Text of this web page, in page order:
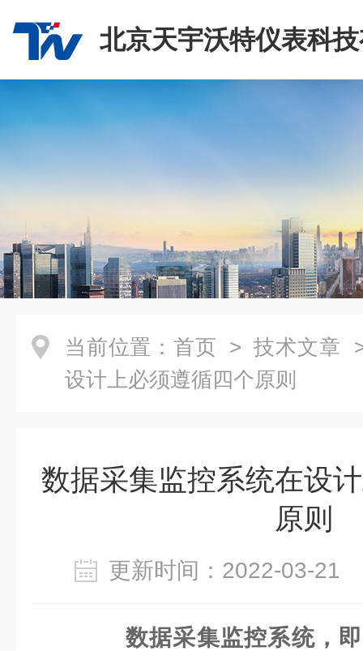
北京天宇沃特仪表科
司
当前位置： 首页 > 技术文章
设计上必须遵循四个原则
数据采集监控系统在设
原则
更新时间：2022-03-
数据采集监控系统，